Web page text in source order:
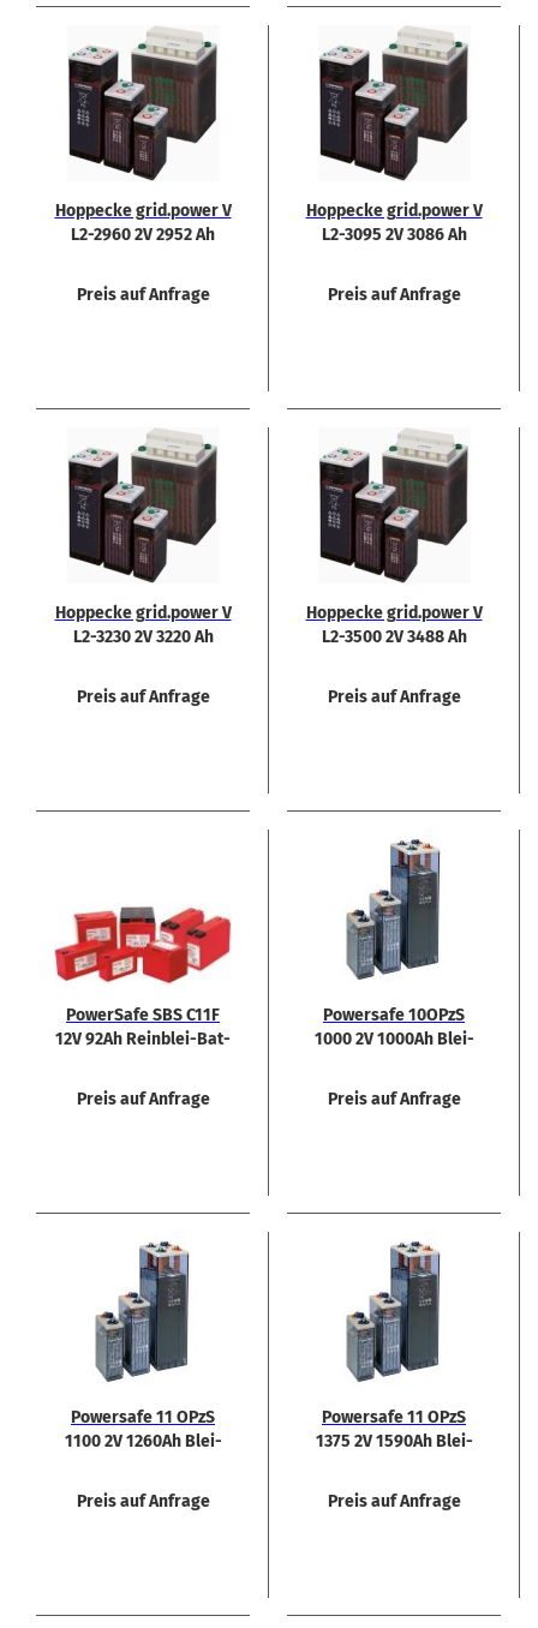
Hop­pe­cke grid.power V
L2-​2960 2V 2952 Ah
Preis auf Anfrage
Hop­pe­cke grid.power V
L2-​3095 2V 3086 Ah
Preis auf Anfrage
Hop­pe­cke grid.power V
L2-​3230 2V 3220 Ah
Preis auf Anfrage
Hop­pe­cke grid.power V
L2-​3500 2V 3488 Ah
Preis auf Anfrage
Power­Safe SBS C11F
12V 92Ah Reinblei-​​Bat­
Preis auf Anfrage
Power­safe 10OPzS
1000 2V 1000Ah Blei-​
Preis auf Anfrage
Power­safe 11 OPzS
1100 2V 1260Ah Blei-​
Preis auf Anfrage
Power­safe 11 OPzS
1375 2V 1590Ah Blei-​
Preis auf Anfrage